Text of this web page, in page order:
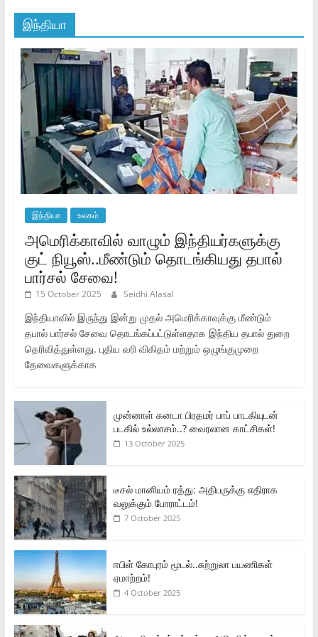
இந்தியா
இந்தியா உலகம்
அமெரிக்காவில் வாழும் இந்தியர்களுக்கு
குட் நியூஸ்..மீண்டும் தொடங்கியது தபால்
பார்சல் சேவை!
15 October 2025 Seidhi Alasal
இந்தியாவில் இருந்து இன்று முதல் அமெரிக்காவுக்கு மீண்டும்
தபால் பார்சல் சேவை தொடங்கப்பட்டுள்ளதாக இந்திய தபால் துறை
தெரிவித்துள்ளது. புதிய வரி விகிதம் மற்றும் ஒழுங்குமுறை
தேவைகளுக்காக
முன்னாள் கனடா பிரதமர் பாப் பாடகியுடன்
படகில் உல்லாசம்..? வைரலான காட்சிகள்!
13 October 2025
டீசல் மானியம் ரத்து: அதிபருக்கு எதிராக
வலுக்கும் போராட்டம்!
7 October 2025
ஈபிள் கோபுரம் மூடல்..சுற்றுலா பயணிகள்
ஏமாற்றம்!
4 October 2025